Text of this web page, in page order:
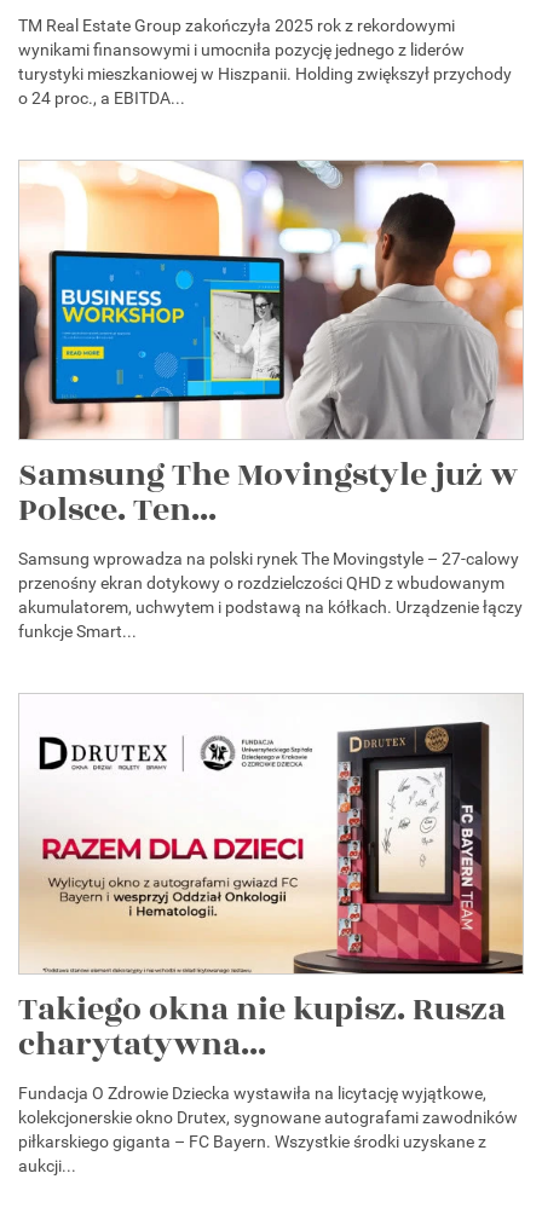
TM Real Estate Group zakończyła 2025 rok z rekordowymi
wynikami finansowymi i umocniła pozycję jednego z liderów
turystyki mieszkaniowej w Hiszpanii. Holding zwiększył przychody
o 24 proc., a EBITDA...
Samsung The Movingstyle już w
Polsce. Ten...
Samsung wprowadza na polski rynek The Movingstyle – 27-calowy
przenośny ekran dotykowy o rozdzielczości QHD z wbudowanym
akumulatorem, uchwytem i podstawą na kółkach. Urządzenie łączy
funkcje Smart...
Takiego okna nie kupisz. Rusza
charytatywna...
Fundacja O Zdrowie Dziecka wystawiła na licytację wyjątkowe,
kolekcjonerskie okno Drutex, sygnowane autografami zawodników
piłkarskiego giganta – FC Bayern. Wszystkie środki uzyskane z
aukcji...